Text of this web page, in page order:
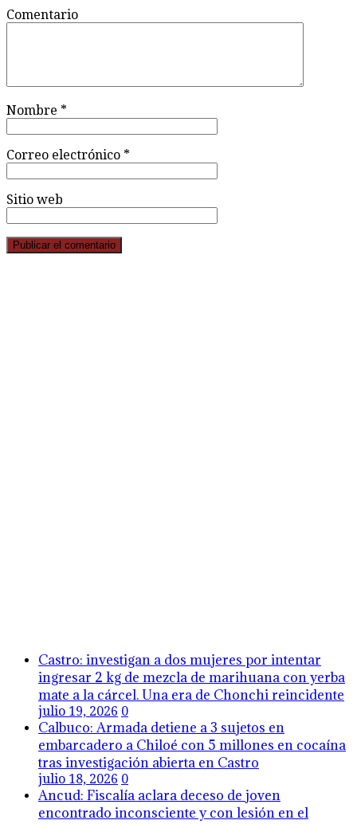
Comentario
Nombre *
Correo electrónico *
Sitio web
Castro: investigan a dos mujeres por intentar
ingresar 2 kg de mezcla de marihuana con yerba
mate a la cárcel. Una era de Chonchi reincidente
julio 19, 2026 0
Calbuco: Armada detiene a 3 sujetos en
embarcadero a Chiloé con 5 millones en cocaína
tras investigación abierta en Castro
julio 18, 2026 0
Ancud: Fiscalía aclara deceso de joven
encontrado inconsciente y con lesión en el